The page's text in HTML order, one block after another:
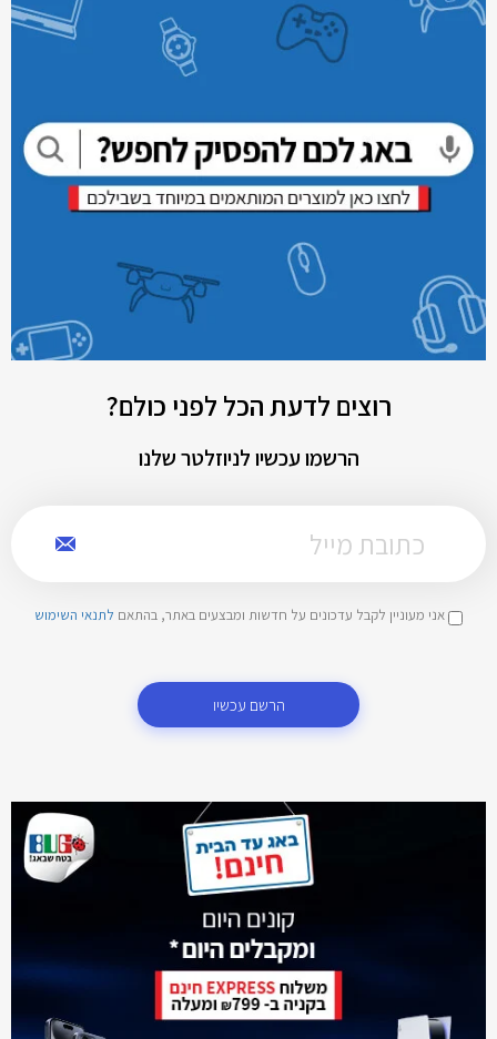
רוצים לדעת הכל לפני כולם?
הרשמו עכשיו לניוזלטר שלנו
אני מעוניין לקבל עדכונים על חדשות ומבצעים באתר, בהתאם לתנאי השימוש
הרשם עכשיו